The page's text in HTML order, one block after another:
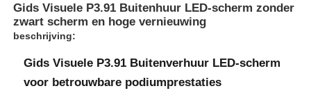
Gids Visuele P3.91 Buitenhuur LED-scherm zonder
zwart scherm en hoge vernieuwing
beschrijving:
Gids Visuele P3.91 Buitenverhuur LED-scherm
voor betrouwbare podiumprestaties